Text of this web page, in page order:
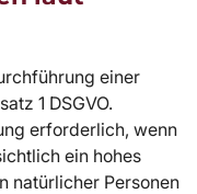
einer
1 DSGVO.
erforderlich, wenn
ein hohes
natürlicher Personen